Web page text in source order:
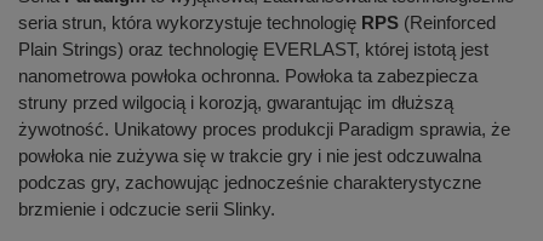
seria strun, która wykorzystuje technologię RPS (Reinforced
Plain Strings) oraz technologię EVERLAST, której istotą jest
nanometrowa powłoka ochronna. Powłoka ta zabezpiecza
struny przed wilgocią i korozją, gwarantując im dłuższą
żywotność. Unikatowy proces produkcji Paradigm sprawia, że
powłoka nie zużywa się w trakcie gry i nie jest odczuwalna
podczas gry, zachowując jednocześnie charakterystyczne
brzmienie i odczucie serii Slinky.